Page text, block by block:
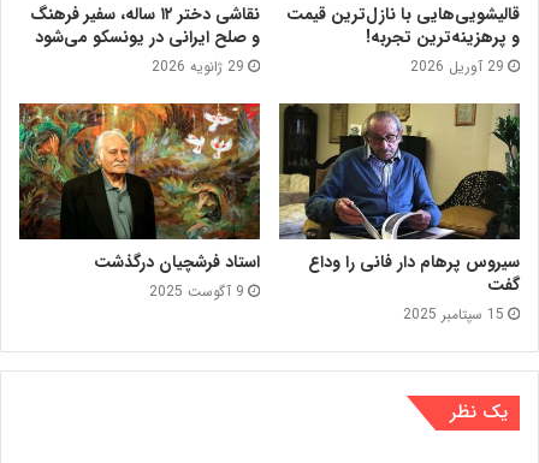
قالیشویی‌هایی با نازل‌ترین قیمت
و پرهزینه‌ترین تجربه!
29 آوریل 2026
نقاشی دختر ۱۲ ساله، سفیر فرهنگ
و صلح ایرانی در یونسکو می‌شود
29 ژانویه 2026
سیروس پرهام دار فانی را وداع
گفت
15 سپتامبر 2025
استاد فرشچیان درگذشت
9 آگوست 2025
یک نظر